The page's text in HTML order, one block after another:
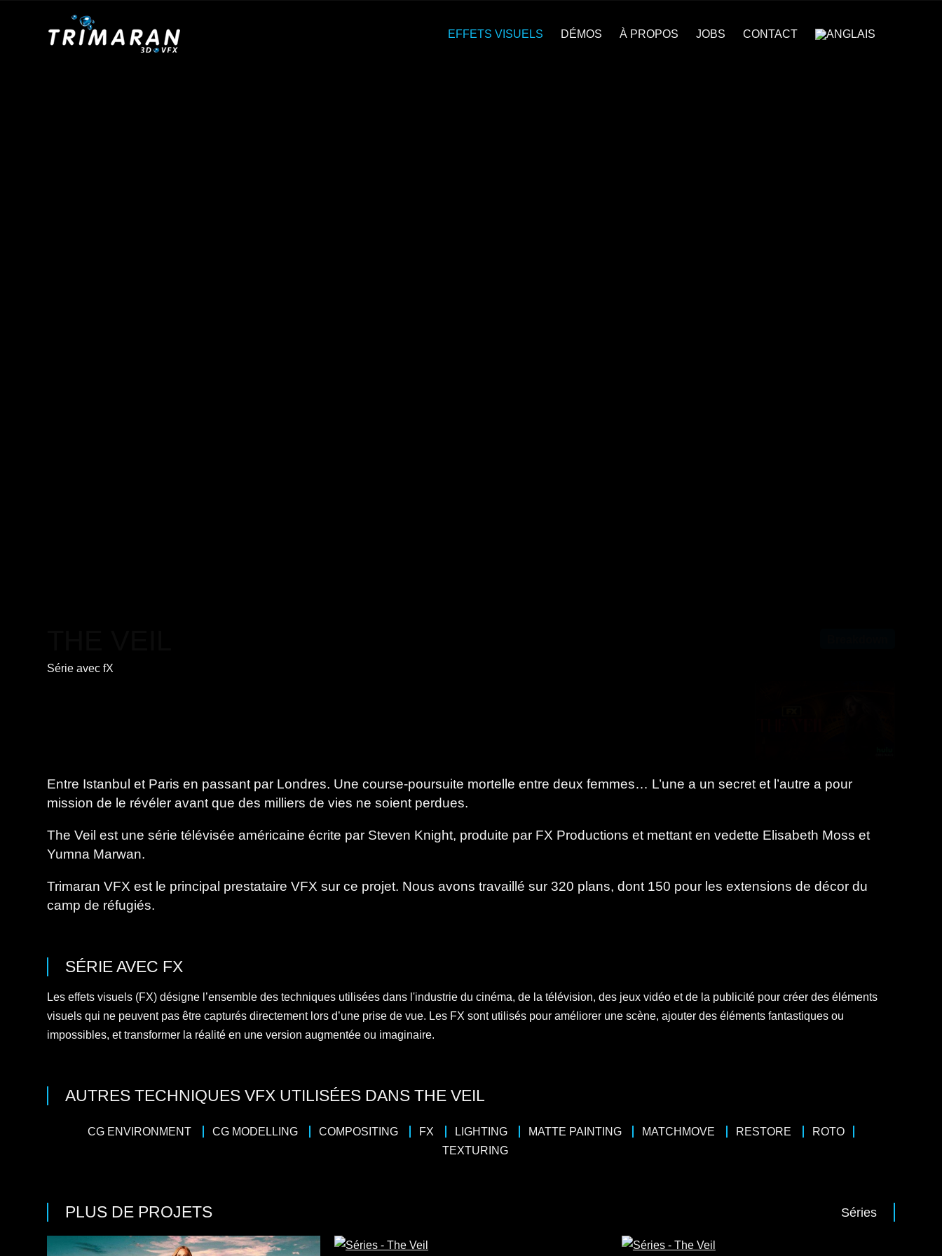
EFFETS VISUELS DÉMOS À PROPOS JOBS CONTACT
Série avecfX
Entre Istanbul et Paris en passant par Londres. Une course-poursuite mortelle entre deux femmes… L’une a un secret et l’autre a pour
mission de le révéler avant que des milliers de vies ne soient perdues.
The Veil est une série télévisée américaine écrite par Steven Knight, produite par FX Productions et mettant en vedette Elisabeth Moss et
Yumna Marwan.
Trimaran VFX est le principal prestataire VFX sur ce projet. Nous avons travaillé sur 320 plans, dont 150 pour les extensions de décor du
camp de réfugiés.
SÉRIEAVEC FX
Les effets visuels (FX) désigne l’ensemble des techniques utilisées dans l'industrie du cinéma, de la télévision, des jeux vidéo et de la publicité pour créer des éléments
visuels qui ne peuvent pas être capturés directement lors d’une prise de vue. Les FX sont utilisés pour améliorer une scène, ajouter des éléments fantastiques ou
impossibles, et transformer la réalité en une version augmentée ou imaginaire.
AUTRES TECHNIQUES VFX UTILISÉES DANS THE VEIL
CG ENVIRONMENT CG MODELLING COMPOSITING FX LIGHTING MATTE PAINTING MATCHMOVE RESTORE
ROTO
TEXTURING
PLUS DE PROJETS Séries
4 x 50
Action/ Drame/Thriller
4 x 45